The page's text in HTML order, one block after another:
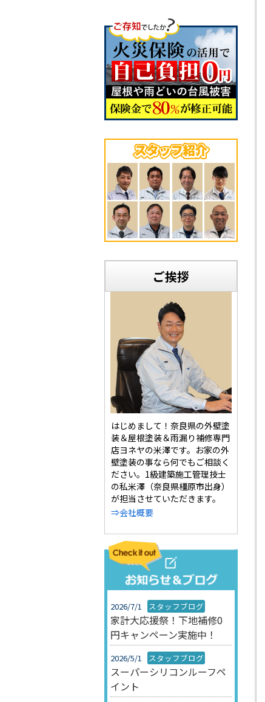
ご挨拶
はじめまして！奈良県の外壁塗
装＆屋根塗装＆雨漏り補修専門
店ヨネヤの米澤です。お家の外
壁塗装の事なら何でもご相談く
ださい。1級建築施工管理技士
の私米澤（奈良県橿原市出身）
が担当させていただきます。
⇒会社概要
2026/7/1 スタッフブログ
家計大応援祭！下地補修0
円キャンペーン実施中！
2026/5/1 スタッフブログ
スーパーシリコンルーフペ
イント